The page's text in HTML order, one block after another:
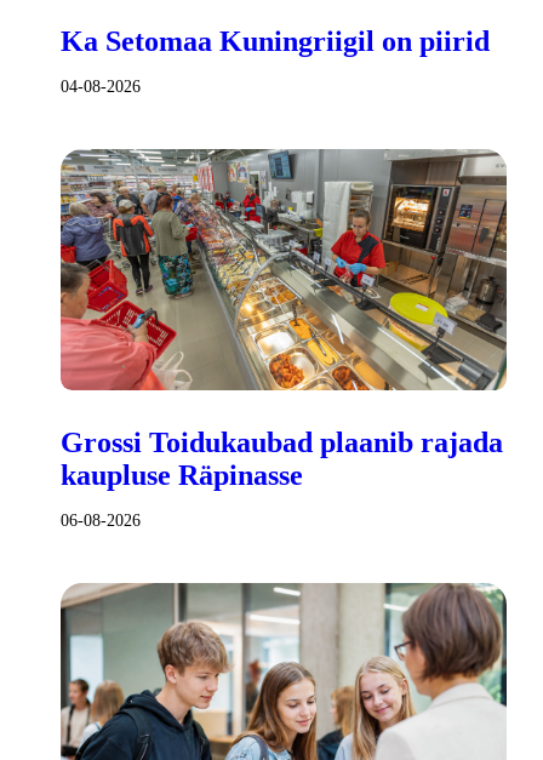
Ka Setomaa Kuningriigil on piirid
04-08-2026
Grossi Toidukaubad plaanib rajada
kaupluse Räpinasse
06-08-2026